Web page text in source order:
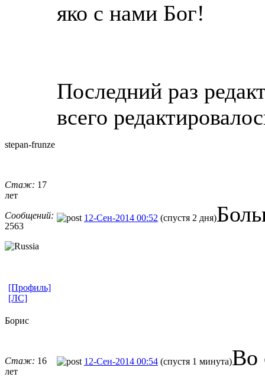
яко с нами Бог!
Последний раз
всего
stepan-frunz​e
Стаж: 17
лет
Сообщений:
2563
12-Сен-2014 00:52 (спустя 2 дня)
[Профиль]
[ЛС]
Борис
Стаж: 16
лет
12-Сен-2014 00:54 (спустя 1 минута)Во